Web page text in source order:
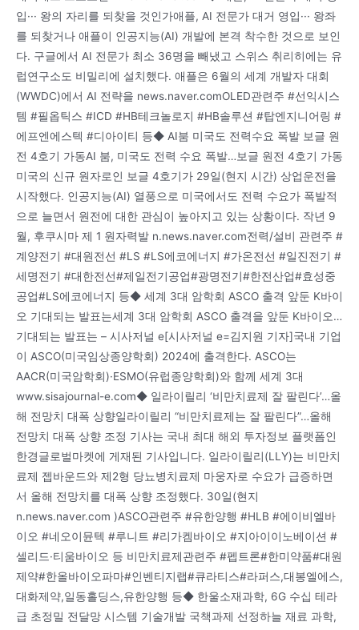
입··· 왕의 자리를 되찾을 것인가애플, AI 전문가 대거 영입··· 왕좌
를 되찾거나 애플이 인공지능(AI) 개발에 본격 착수한 것으로 보인
다. 구글에서 AI 전문가 최소 36명을 빼냈고 스위스 취리히에는 유
럽연구소도 비밀리에 설치했다. 애플은 6월의 세계 개발자 대회
(WWDC)에서 AI 전략을 news.naver.comOLED관련주 #선익시스
템 #필옵틱스 #ICD #HB테크놀로지 #HB솔루션 #탑엔지니어링 #
에프엔에스텍 #디아이티 등◆ AI붐 미국도 전력수요 폭발 보글 원
전 4호기 가동AI 붐, 미국도 전력 수요 폭발…보글 원전 4호기 가동
미국의 신규 원자로인 보글 4호기가 29일(현지 시간) 상업운전을
시작했다. 인공지능(AI) 열풍으로 미국에서도 전력 수요가 폭발적
으로 늘면서 원전에 대한 관심이 높아지고 있는 상황이다. 작년 9
월, 후쿠시마 제 1 원자력발 n.news.naver.com전력/설비 관련주 #
계양전기 #대원전선 #LS #LS에코에너지 #가온전선 #일진전기 #
세명전기 #대한전선#제일전기공업#광명전기#한전산업#효성중
공업#LS에코에너지 등◆ 세계 3대 암학회 ASCO 출격 앞둔 K바이
오 기대되는 발표는세계 3대 암학회 ASCO 출격을 앞둔 K바이오…
기대되는 발표는 – 시사저널 e[시사저널 e=김지원 기자]국내 기업
이 ASCO(미국임상종양학회) 2024에 출격한다. ASCO는
AACR(미국암학회)·ESMO(유럽종양학회)와 함께 세계 3대
www.sisajournal-e.com◆ 일라이릴리 ‘비만치료제 잘 팔린다’…올
해 전망치 대폭 상향일라이릴리 “비만치료제는 잘 팔린다”…올해
전망치 대폭 상향 조정 기사는 국내 최대 해외 투자정보 플랫폼인
한경글로벌마켓에 게재된 기사입니다. 일라이릴리(LLY)는 비만치
료제 젭바운드와 제2형 당뇨병치료제 마웅자로 수요가 급증하면
서 올해 전망치를 대폭 상향 조정했다. 30일(현지
n.news.naver.com )ASCO관련주 #유한양행 #HLB #에이비엘바
이오 #네오이뮨텍 #루니트 #리가켐바이오 #지아이이노베이션 #
셀리드·티움바이오 등 비만치료제관련주 #펩트론#한미약품#대원
제약#한올바이오파마#인벤티지랩#큐라티스#라퍼스,대봉엘에스,
대화제약,일동홀딩스,유한양행 등◆ 한울소재과학, 6G 수십 테라
급 초정밀 전달망 시스템 기술개발 국책과제 선정하늘 재료 과학,